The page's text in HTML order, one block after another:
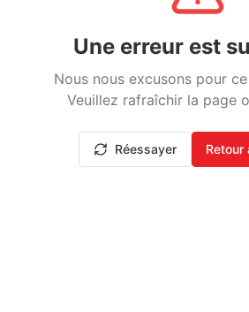
Une erreur est
Nous nous excusons pour
Veuillez rafraîchir la page
Réessayer Retour